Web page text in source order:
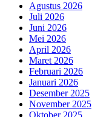
Agustus 2026
Juli 2026
Juni 2026
Mei 2026
April 2026
Maret 2026
Februari 2026
Januari 2026
Desember 2025
November 2025